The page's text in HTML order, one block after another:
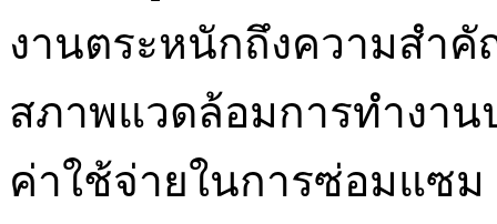
งานตระหนักถึงความสำ
สภาพแวดล้อมการทำงา
ค่าใช้จ่ายในการซ่อมแซม